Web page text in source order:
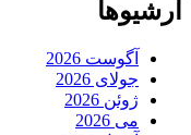
آرشیوها
آگوست 2026
جولای 2026
ژوئن 2026
می 2026